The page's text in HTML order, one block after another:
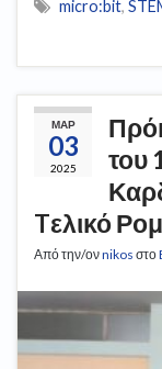
micro:bit,
ΜΑΡ
03
2025
του
Tελικό
Από την/ονnikos στο